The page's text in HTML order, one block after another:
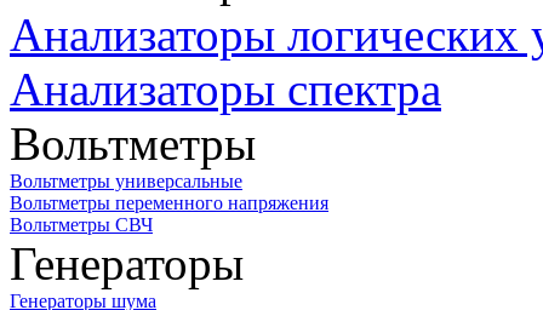
Анализаторы логических
Анализаторы спектра
Вольтметры
Вольтметры универсальные
Вольтметры переменного напряжения
Вольтметры СВЧ
Генераторы
Генераторы шума